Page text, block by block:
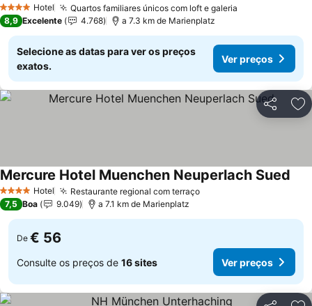
4 EstrelasHotel Quartos familiares únicos com loft e galeria
8,9 Excelente 4.768 a 7.3 km de Marienplatz
Selecione as datas para ver os preços
exatos.
Ver preços
Partilhar
4 EstrelasHotel Restaurante regional com terraçoVer preços
Mercure Hotel Muenchen Neuperlach Sued
7,5 Boa 9.049 a 7.1 km de Marienplatz
De € 56
Consulte os preços de 16 sites Ver preços